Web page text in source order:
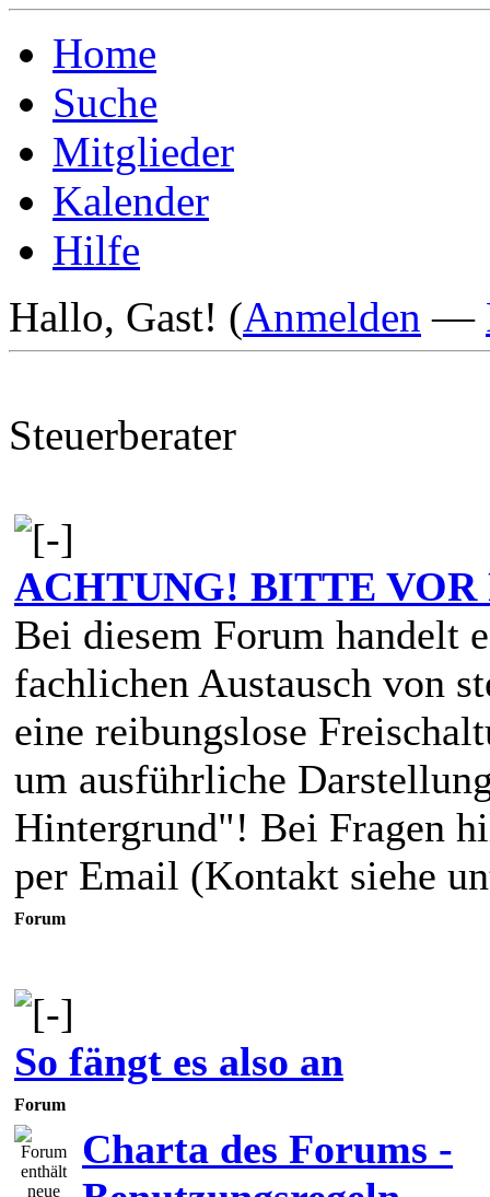
Home
Suche
Mitglieder
Kalender
Hilfe
Hallo, Gast! (Anmelden —
Steuerberater
ACHTUNG! BITTE VOR
Bei diesem Forum handelt
fachlichen Austausch von
eine reibungslose
um ausführliche
Hintergrund"! Bei Fragen
per Email (Kontakt siehe
Forum
So fängt es also an
Forum
Charta des Forums -